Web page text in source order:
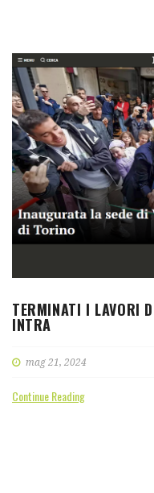
TERMINATI I LAVORI
INTRA
mag 21, 2024
Continue Reading